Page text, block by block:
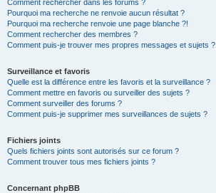
Comment rechercher dans les forums ?
Pourquoi ma recherche ne renvoie aucun résultat ?
Pourquoi ma recherche renvoie une page blanche ?!
Comment rechercher des membres ?
Comment puis-je trouver mes propres messages et sujets ?
Surveillance et favoris
Quelle est la différence entre les favoris et la surveillance ?
Comment mettre en favoris ou surveiller des sujets ?
Comment surveiller des forums ?
Comment puis-je supprimer mes surveillances de sujets ?
Fichiers joints
Quels fichiers joints sont autorisés sur ce forum ?
Comment trouver tous mes fichiers joints ?
Concernant phpBB